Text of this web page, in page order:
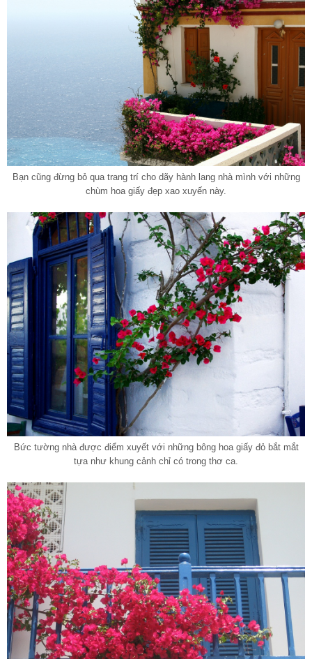
Bạn cũng đừng bỏ qua trang trí cho dãy hành langnhà mình với những
chùm hoa giấy đẹp xao xuyến này.
Bức tường nhà được điểm xuyết với những bông hoa giấy đỏ bắt mắt
tựa như khung cảnh chỉ có trong thơ ca.